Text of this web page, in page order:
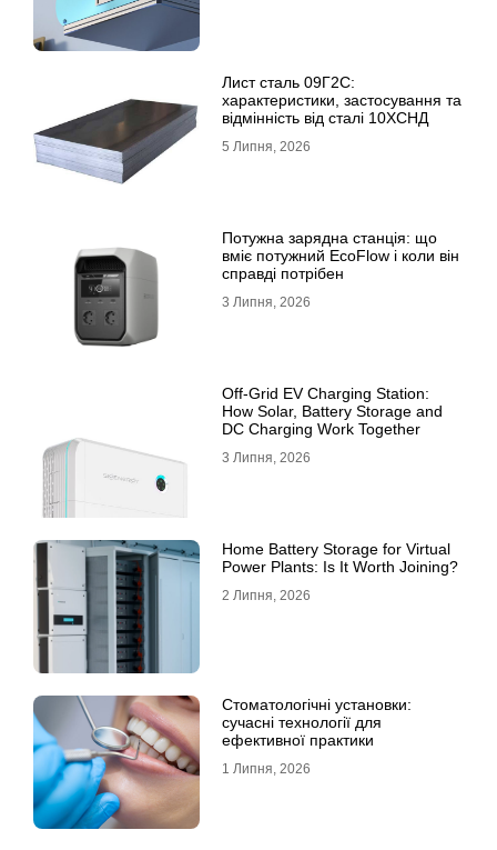
Лист сталь 09Г2С:
характеристики, застосування та
відмінність від сталі 10ХСНД
5 Липня, 2026
Потужна зарядна станція: що
вміє потужний EcoFlow і коли він
справді потрібен
3 Липня, 2026
Off-Grid EV Charging Station:
How Solar, Battery Storage and
DC Charging Work Together
3 Липня, 2026
Home Battery Storage for Virtual
Power Plants: Is It Worth Joining?
2 Липня, 2026
Стоматологічні установки:
сучасні технології для
ефективної практики
1 Липня, 2026